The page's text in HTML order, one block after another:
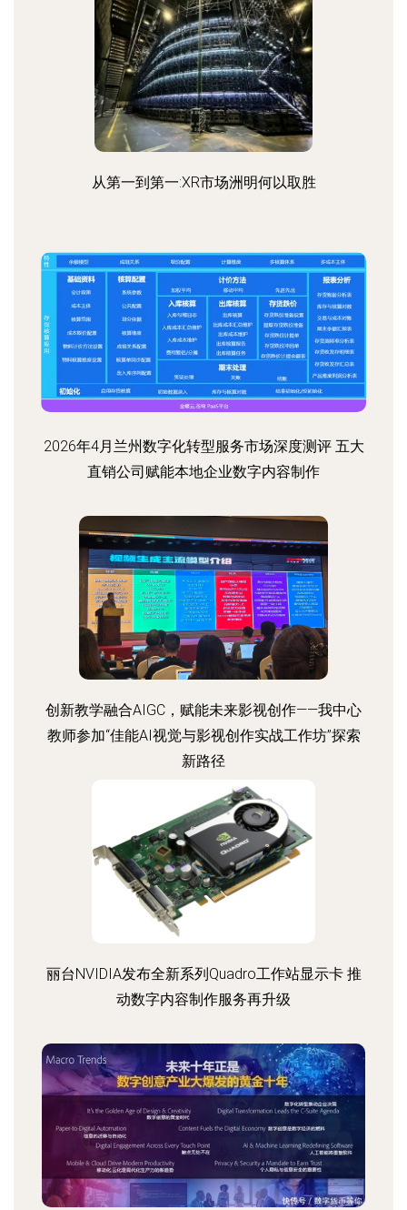
从第一到第一:XR市场洲明何以取胜
2026年4月兰州数字化转型服务市场深度测评 五大
直销公司赋能本地企业数字内容制作
创新教学融合AIGC，赋能未来影视创作——我中心
教师参加“佳能AI视觉与影视创作实战工作坊”探索
新路径
丽台NVIDIA发布全新系列Quadro工作站显示卡 推
动数字内容制作服务再升级